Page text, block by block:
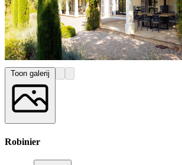
Robinier